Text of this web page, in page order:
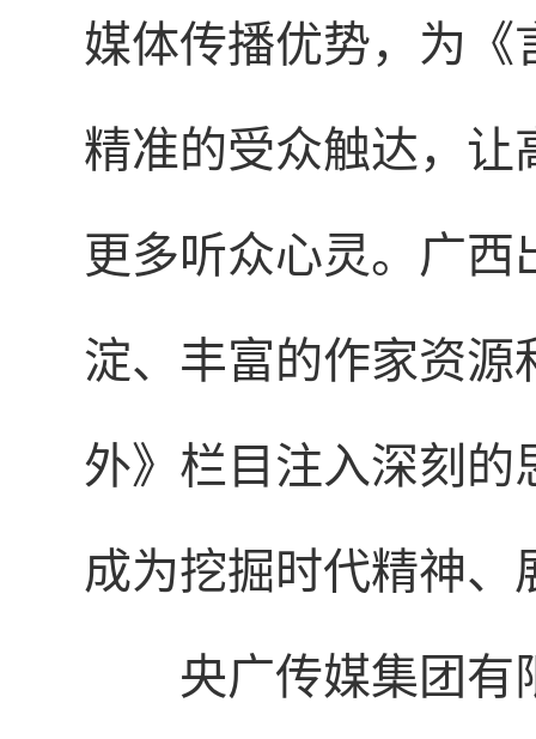
媒体传播优势，为
精准的受众触达，让
更多听众心灵。广
淀、丰富的作家资源
外》栏目注入深刻的
成为挖掘时代精神
央广传媒集团有